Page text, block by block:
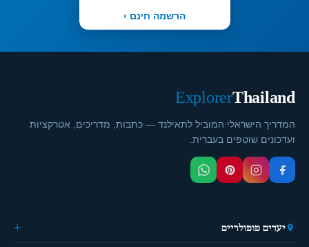
הרשמה חינם ›
Thailand
Explorer
המדריך הישראלי המוביל לתאילנד — כתבות, מדריכים, אטרקציות
ועדכונים שוטפים בעברית.
יעדים פופולריים